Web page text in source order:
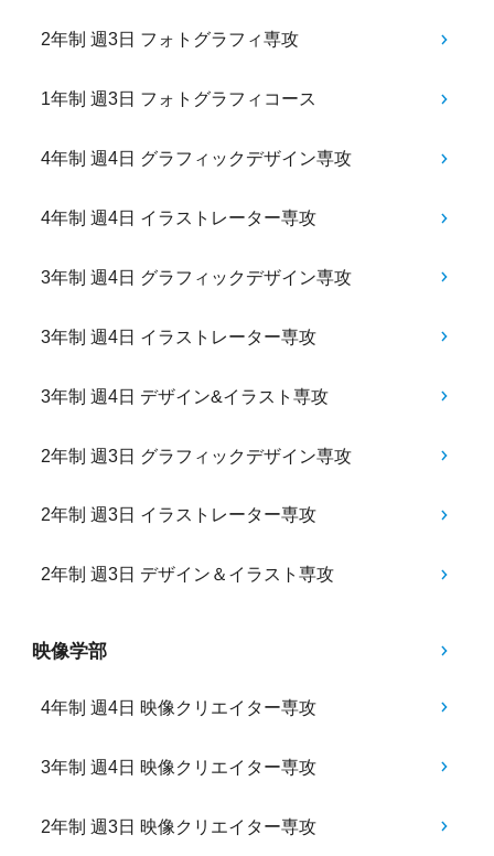
2年制 週3日 フォトグラフィ専攻
1年制 週3日 フォトグラフィコース
4年制 週4日 グラフィックデザイン専攻
4年制 週4日 イラストレーター専攻
3年制 週4日 グラフィックデザイン専攻
3年制 週4日 イラストレーター専攻
3年制 週4日 デザイン&イラスト専攻
2年制 週3日 グラフィックデザイン専攻
2年制 週3日 イラストレーター専攻
2年制 週3日 デザイン＆イラスト専攻
映像学部
4年制 週4日 映像クリエイター専攻
3年制 週4日 映像クリエイター専攻
2年制 週3日 映像クリエイター専攻